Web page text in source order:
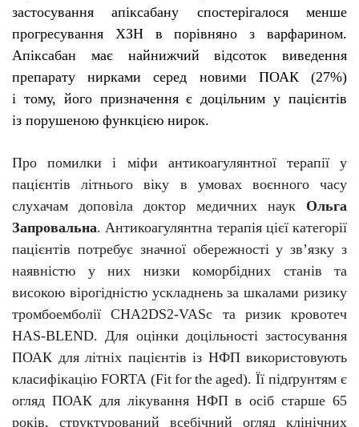
застосування апіксабану спостерігалося менше
прогресування ХЗН в порівняно з варфарином.
Апіксабан має найнижчий відсоток виведення
препарату нирками серед новими ПОАК (27%)
і тому, його призначення є доцільним у пацієнтів
із порушеною функцією нирок.
Про помилки і міфи антикоагулянтної терапії у
пацієнтів літнього віку в умовах воєнного часу
слухачам доповіла доктор медичних наук Ольга
Запровальна. Антикоагулянтна терапія цієї категорії
пацієнтів потребує значної обережності у зв’язку з
наявністю у них низки коморбідних станів та
високою вірогідністю ускладнень за шкалами ризику
тромбоемболії CHA2DS2-VASc та ризик кровотеч
HAS-BLEND. Для оцінки доцільності застосування
ПОАК для літніх пацієнтів із НФП використовують
класифікацію FORTA (Fit for the aged). Її підґрунтям є
огляд ПОАК для лікування НФП в осібстарше 65
років, структурований всебічний огляд клінічних